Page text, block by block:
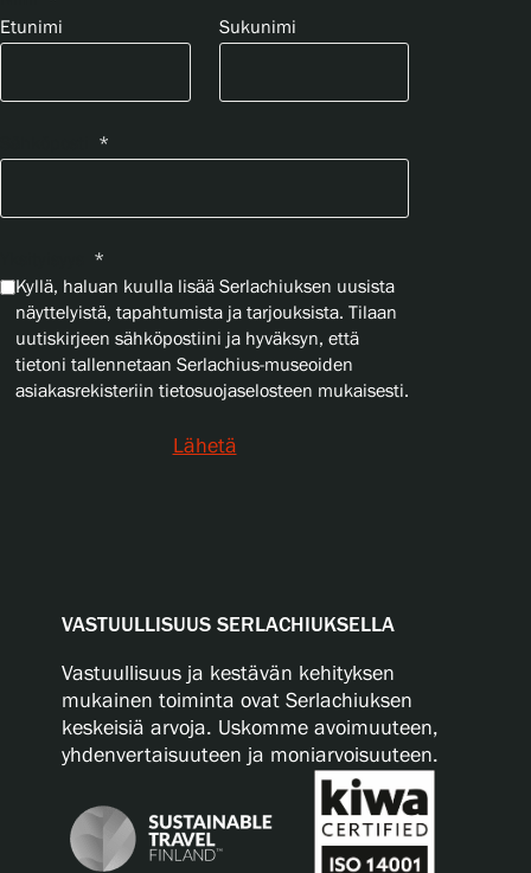
Etunimi
Sukunimi
*
*
Kyllä, haluan kuulla lisää Serlachiuksen uusista
näyttelyistä, tapahtumista ja tarjouksista. Tilaan
uutiskirjeen sähköpostiini ja hyväksyn, että
tietoni tallennetaan Serlachius-museoiden
asiakasrekisteriin tietosuojaselosteen mukaisesti.
Lähetä
VASTUULLISUUS SERLACHIUKSELLA
Vastuullisuus ja kestävän kehityksen
mukainen toiminta ovat Serlachiuksen
keskeisiä arvoja. Uskomme avoimuuteen,
yhdenvertaisuuteen ja moniarvoisuuteen.